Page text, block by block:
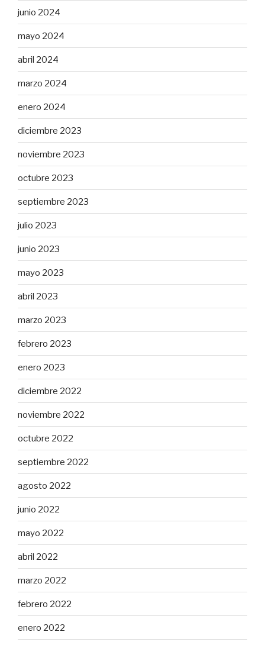
junio 2024
mayo 2024
abril 2024
marzo 2024
enero 2024
diciembre 2023
noviembre 2023
octubre 2023
septiembre 2023
julio 2023
junio 2023
mayo 2023
abril 2023
marzo 2023
febrero 2023
enero 2023
diciembre 2022
noviembre 2022
octubre 2022
septiembre 2022
agosto 2022
junio 2022
mayo 2022
abril 2022
marzo 2022
febrero 2022
enero 2022